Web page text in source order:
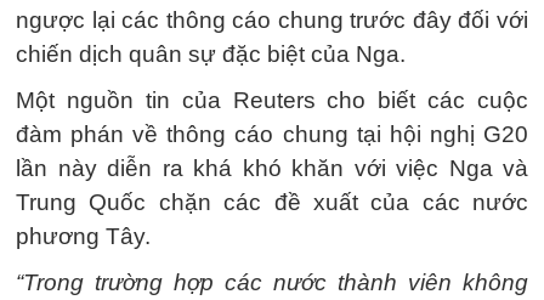
ngược lại các thông cáo chung trước đây đối với
chiến dịch quân sự đặc biệt của Nga.
Một nguồn tin của Reuters cho biết các cuộc
đàm phán về thông cáo chung tại hội nghị G20
lần này diễn ra khá khó khăn với việc Nga và
Trung Quốc chặn các đề xuất của các nước
phương Tây.
“Trong trường hợp các nước thành viên không